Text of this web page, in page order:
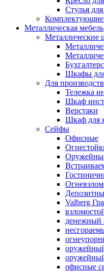
Стулья
Комплектующие
Металлическая мебель
Металлические
Шкафы для
Для
Тележка
Шкаф
Верстаки
Шкаф для
Сейфы
Офисные
Valberg
денежный
офисные